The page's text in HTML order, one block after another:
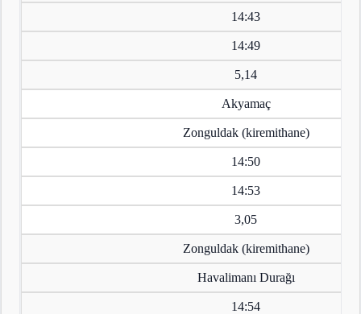
14:43
14:49
5,14
Akyamaç
Zonguldak (kiremithane)
14:50
14:53
3,05
Zonguldak (kiremithane)
Havalimanı Durağı
14:54